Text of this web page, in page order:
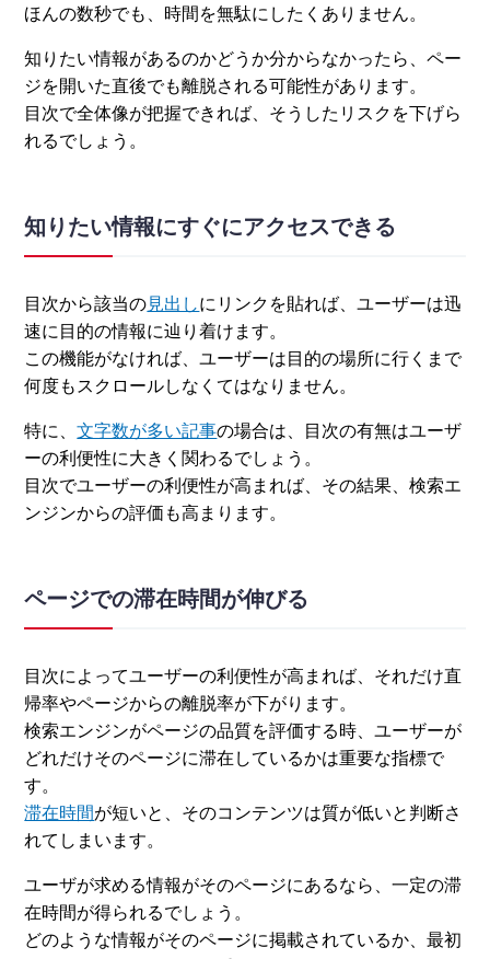
ほんの数秒でも、時間を無駄にしたくありません。
知りたい情報があるのかどうか分からなかったら、ペー
ジを開いた直後でも離脱される可能性があります。
目次で全体像が把握できれば、そうしたリスクを下げら
れるでしょう。
知りたい情報にすぐにアクセスできる
目次から該当の見出しにリンクを貼れば、ユーザーは迅
速に目的の情報に辿り着けます。
この機能がなければ、ユーザーは目的の場所に行くまで
何度もスクロールしなくてはなりません。
特に、文字数が多い記事の場合は、目次の有無はユーザ
ーの利便性に大きく関わるでしょう。
目次でユーザーの利便性が高まれば、その結果、検索エ
ンジンからの評価も高まります。
ページでの滞在時間が伸びる
目次によってユーザーの利便性が高まれば、それだけ直
帰率やページからの離脱率が下がります。
検索エンジンがページの品質を評価する時、ユーザーが
どれだけそのページに滞在しているかは重要な指標で
す。
滞在時間が短いと、そのコンテンツは質が低いと判断さ
れてしまいます。
ユーザが求める情報がそのページにあるなら、一定の滞
在時間が得られるでしょう。
どのような情報がそのページに掲載されているか、最初